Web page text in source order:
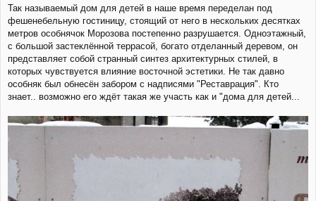
Так называемый дом для детей в наше время переделан под
фешенебельную гостиницу, стоящий от него в нескольких десятках
метров особнячок Морозова постепенно разрушается. Одноэтажный,
с большой застеклённой террасой, богато отделанный деревом, он
представляет собой странный синтез архитектурных стилей, в
которых чувствуется влияние восточной эстетики. Не так давно
особняк был обнесён забором с надписями "Реставрация". Кто
знает.. возможно его ждёт такая же участь как и "дома для детей...